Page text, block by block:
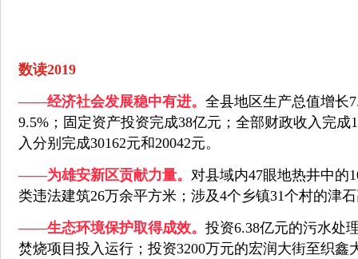
数读2019
——经济社会发展稳中有进。 全县地区生产总值增长
9.5%；固定资产投资完成38亿元；全部财政收入完
入分别完成30162元和20042元。
——为雄安新区贡献力量。 对县域内47眼地热井中的
类违法建筑26万余平方米；涉及4个乡镇31个村的津
——生态环境保护取得成效。 投资6.38亿元的污水处
焚烧项目投入运行；投资3200万元的宏润大街至织